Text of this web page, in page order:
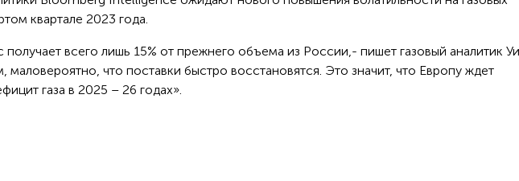
квартале 2023 года.
получает всего лишь 15% от прежнего объема из России,- пишет газовый аналитик
маловероятно, что поставки быстро восстановятся. Это значит, что Европу ждет
газа в 2025 – 26 годах».